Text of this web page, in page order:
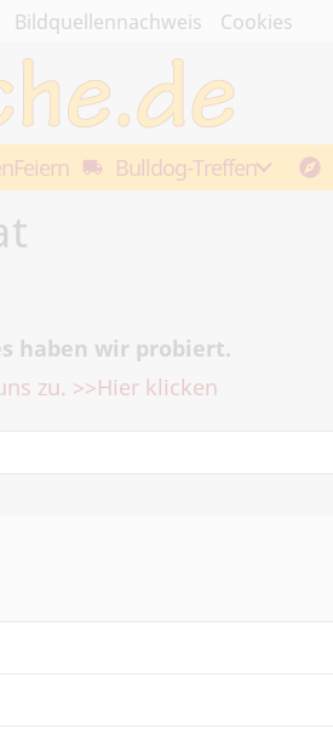
Bildquellennachweis Cookies
Bulldog-Treffen
haben wir probiert.
zu. >>Hier klicken